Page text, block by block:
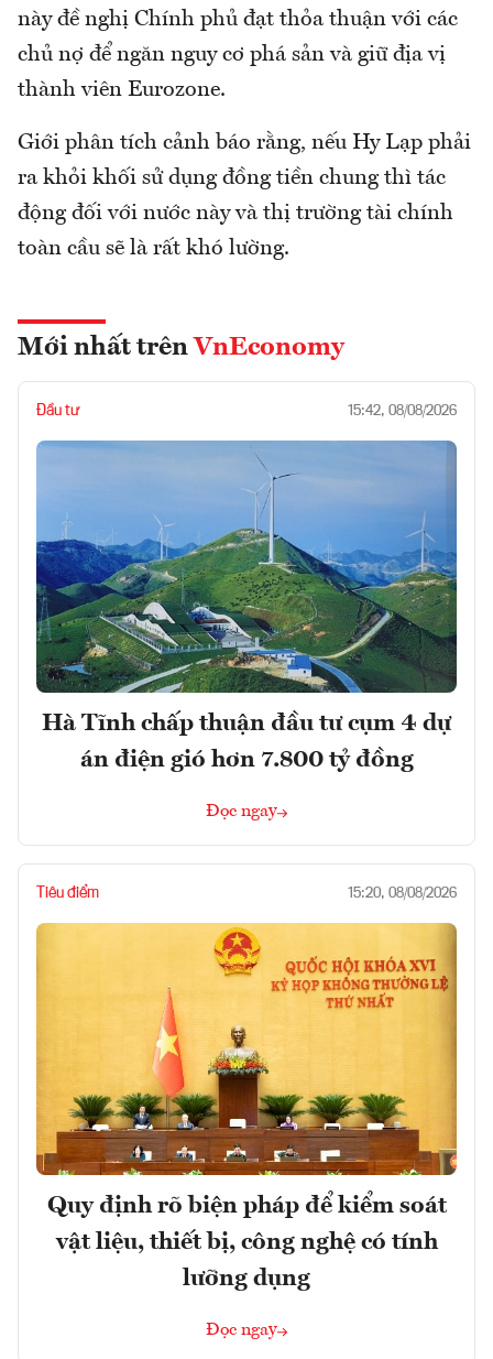
này đề nghị Chính phủ đạt thỏa thuận với các
chủ nợ để ngăn nguy cơ phá sản và giữ địa vị
thành viên Eurozone.
Giới phân tích cảnh báo rằng, nếu Hy Lạp phải
ra khỏi khối sử dụng đồng tiền chung thì tác
động đối với nước này và thị trường tài chính
toàn cầu sẽ là rất khó lường.
Mới nhất trên VnEconomy
Đầu tư 15:42, 08/08/2026
Hà Tĩnh chấp thuận đầu tư cụm 4 dự
án điện gió hơn 7.800 tỷ đồng
Đọc ngay
Tiêu điểm 15:20, 08/08/2026
Quy định rõ biện pháp để kiểm soát
vật liệu, thiết bị, công nghệ có tính
lưỡng dụng
Đọc ngay